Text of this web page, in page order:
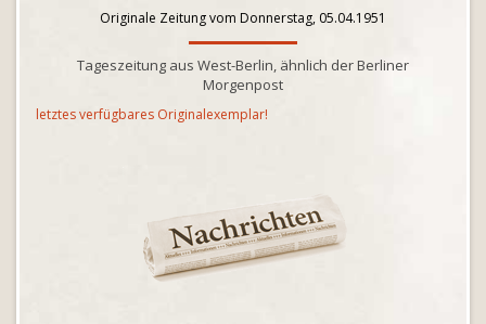
Originale Zeitung vom Donnerstag, 05.04.1951
Tageszeitung aus West-Berlin, ähnlich der Berliner
Morgenpost
letztes verfügbares Originalexemplar!